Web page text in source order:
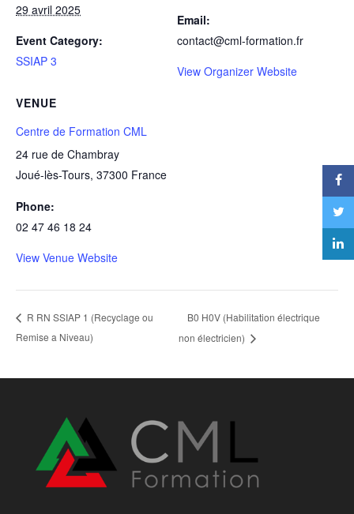
29 avril 2025
Event Category:
SSIAP 3
VENUE
Centre de Formation CML
24 rue de Chambray
Joué-lès-Tours, 37300 France
Phone:
02 47 46 18 24
View Venue Website
Email:
contact@cml-formation.fr
View Organizer Website
R RN SSIAP 1 (Recyclage ou
Remise a Niveau)
B0 H0V (Habilitation électrique
non électricien)